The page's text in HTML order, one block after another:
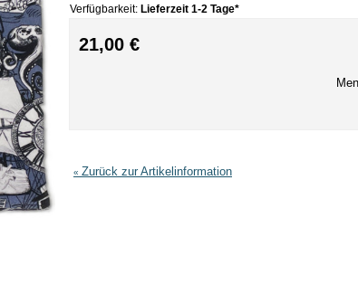
Verfügbarkeit: Lieferzeit 1-2 Tage*
21,00 €
« Zurück zur Artikelinformation